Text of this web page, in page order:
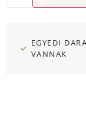
EGYEDI
VANNAK